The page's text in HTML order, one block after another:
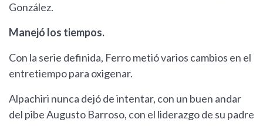
González.
Manejó los tiempos.
Con la serie definida, Ferro metió varios cambios en el
entretiempo para oxigenar.
Alpachiri nunca dejó de intentar, con un buen andar
del pibe Augusto Barroso, con el liderazgo de su padre